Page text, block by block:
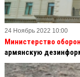
24 Ноябрь 2022 10:00
Министерство
армянскую